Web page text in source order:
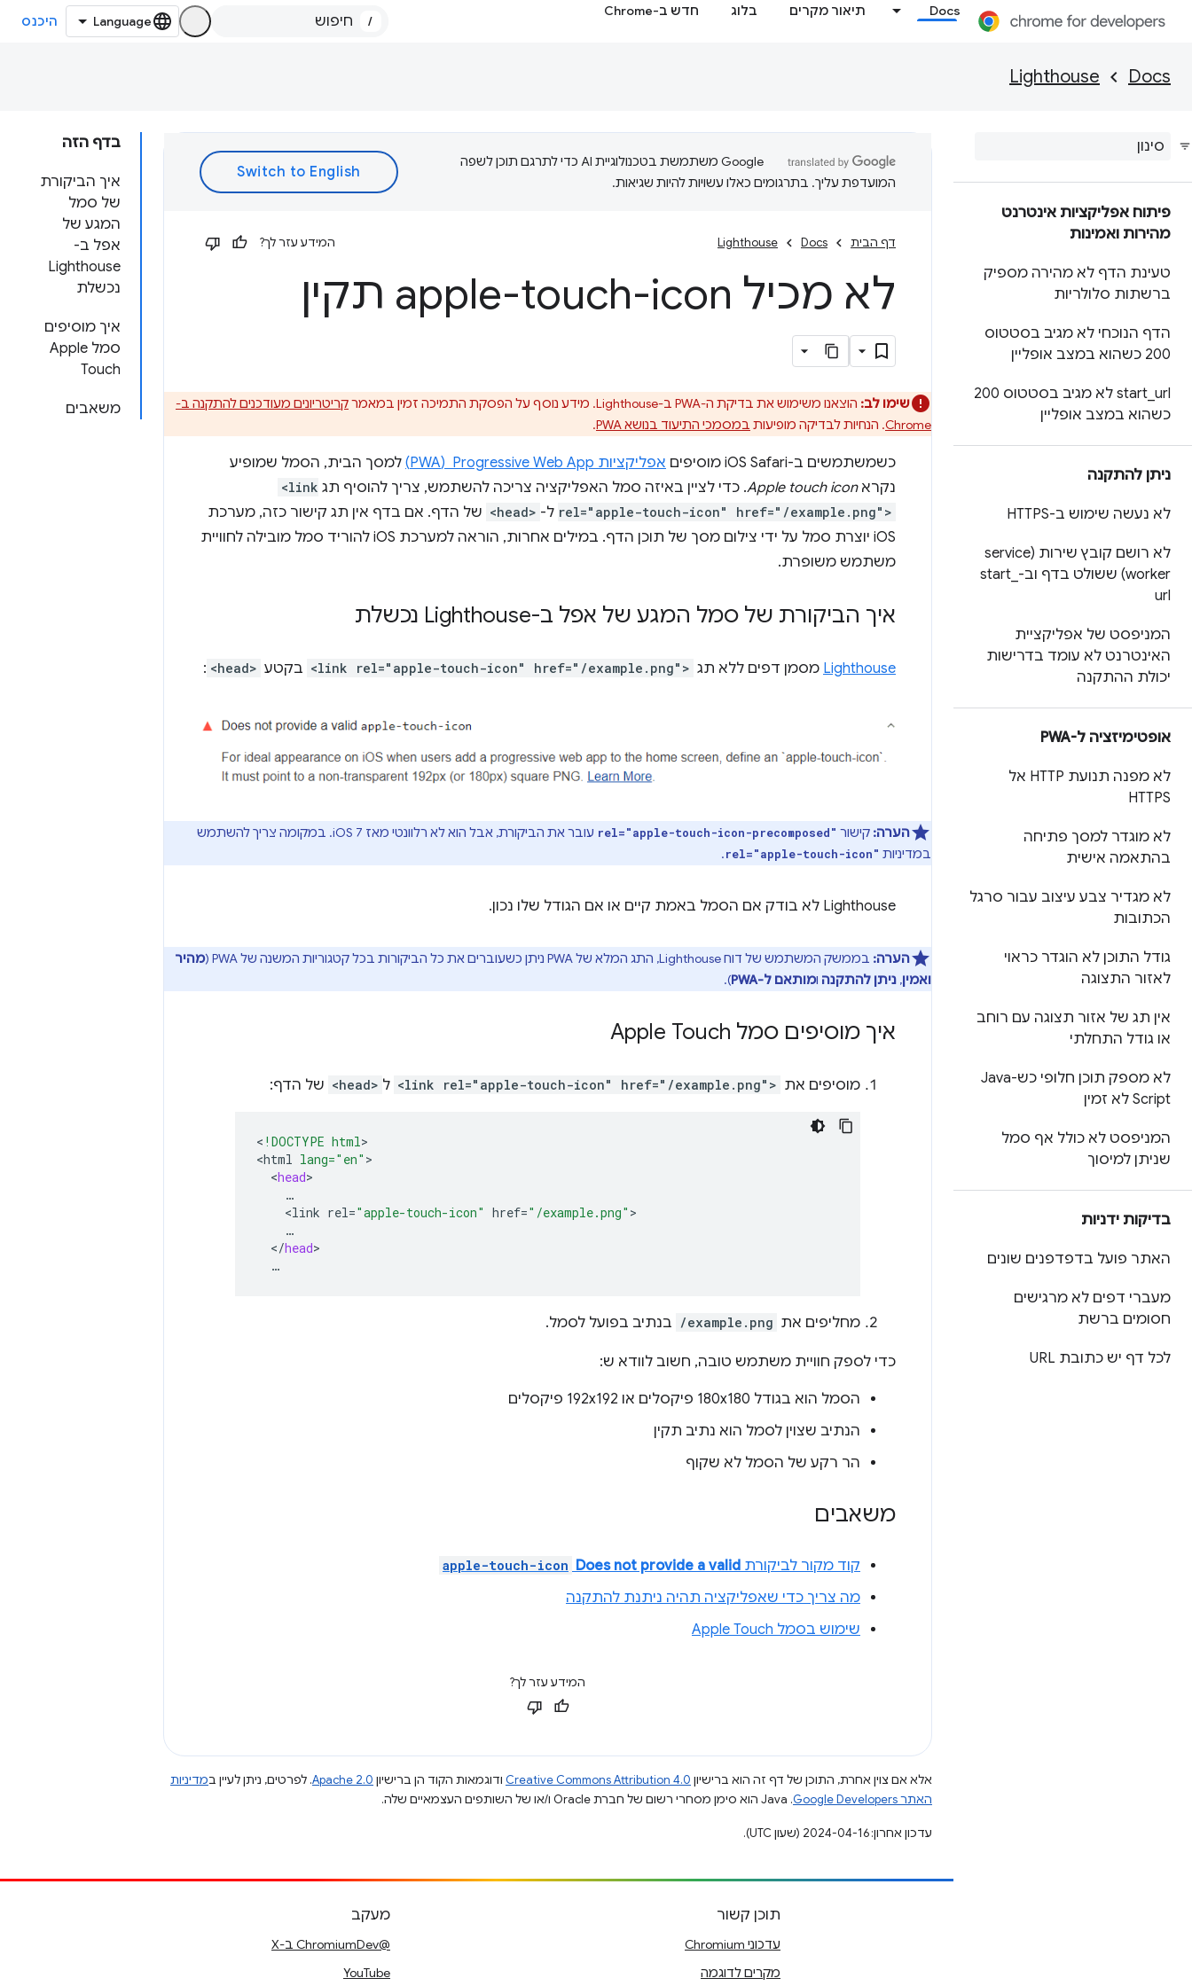
Docs תיאור מקרים בלוג חדש ב-Chrome
/ היכנס
Docs
Lighthouse
פיתוח אפליקציות אינטרנט
מהירות ואמינות
טעינת הדף לא מהירה מספיק
ברשתות סלולריות
הדף הנוכחי לא מגיב בסטטוס
200 כשהוא במצב אופליין
start
url לא מגיב בסטטוס 200
כשהוא במצב אופליין
ניתן להתקנה
לא נעשה שימוש ב-HTTPS
לא רושם קובץ שירות (service
worker) ששולט בדף וב-start
url
המניפסט של אפליקציית
האינטרנט לא עומד בדרישות
יכולת ההתקנה
אופטימיזציה ל-PWA
לא מפנה תנועת HTTP אל
HTTPS
לא מוגדר למסך פתיחה
בהתאמה אישית
לא מגדיר צבע עיצוב עבור סרגל
הכתובות
גודל התוכן לא הוגדר כראוי
לאזור התצוגה
אין תג של אזור תצוגה עם רוחב
או גודל התחלתי
לא מספק תוכן חלופי כש-Java
Script לא זמין
המניפסט לא כולל אף סמל
שניתן למיסוך
בדיקות ידניות
האתר פועל בדפדפנים שונים
מעברי דפים לא מרגישים
חסומים ברשת
לכל דף יש כתובת URL
בדף הזה
איך הביקורת
של סמל
המגע של
אפל ב-
Lighthouse
נכשלת
איך מוסיפים
סמל Apple
Touch
משאבים
‫Google משתמשת בטכנולוגיית AI כדי לתרגם תוכן לשפה
המועדפת עליך. בתרגומים כאלו עשויות להיות שגיאות.
דף הבית Docs
Lighthouse המידע עזר לך?
לא מכיל apple-touch-icon תקין
שימו לב: הוצאנו משימוש את בדיקת ה-PWA ב-Lighthouse. מידע נוסף על הפסקת התמיכה זמין במאמר
קריטריונים מעודכנים להתקנה ב-
Chrome. הנחיות לבדיקה מופיעות במסמכי התיעוד בנושא PWA .
כשמשתמשים ב-iOS Safari מוסיפים אפליקציות Progressive Web App ‏ (PWA)
למסך הבית, הסמל שמופיע
נקראApple touch icon. כדי לציין באיזה סמל האפליקציה צריכה להשתמש, צריך להוסיף תג <link
rel="apple-touch-icon" href="/example.png"> ל- <head> של הדף. אם בדף אין תג קישור כזה, מערכת
iOS יוצרת סמל על ידי צילום מסך של תוכן הדף. במילים אחרות, הוראה למערכת iOS להוריד סמל מובילה לחוויית
משתמש משופרת.
איך הביקורת של סמל המגע של אפל ב-Lighthouse נכשלת
Lighthouse מסמן דפים ללא תג <link rel="apple-touch-icon" href="/example.png"> בקטע <head>
:
הערה: קישור rel="apple-touch-icon-precomposed"
עובר את הביקורת, אבל הוא לא רלוונטי מאז iOS 7. במקומה צריך להשתמש
במדיניות rel="apple-touch-icon"
.
‫Lighthouse לא בודק אם הסמל באמת קיים או אם הגודל שלו נכון.
הערה: בממשק המשתמש של דוח Lighthouse, התג המלא של PWA ניתן כשעוברים את כל הביקורות בכל קטגוריות המשנה של PWA (
מהיר
ואמין, ניתן להתקנה ומותאם ל-PWA ).
איך מוסיפים סמל Apple Touch
מוסיפים את <link rel="apple-touch-icon" href="/example.png"> ל <head> של הדף:
< !DOCTYPE html>
<html lang="en"
<head
<link rel="apple-touch-icon" href="/example.png"
</head
מחליפים את /example.png בנתיב בפועל לסמל.
כדי לספק חוויית משתמש טובה, חשוב לוודא ש:
הסמל הוא בגודל ‎180x180 פיקסלים או ‎192x192 פיקסלים
הנתיב שצוין לסמל הוא נתיב תקין
הר רקע של הסמל לא שקוף
משאבים
קוד מקור לביקורת Does not provide a valid
apple-touch-icon
מה צריך כדי שאפליקציה תהיה ניתנת להתקנה
שימוש בסמל Apple Touch
המידע עזר לך?
אלא אם צוין אחרת, התוכן של דף זה הוא ברישיון Creative Commons Attribution 4.0 ודוגמאות הקוד הן ברישיון Apache 2.0. לפרטים, ניתן לעיין במדיניות
האתר Google Developers‏
.‏ Java הוא סימן מסחרי רשום של חברת Oracle ו/או של השותפים העצמאיים שלה.
עדכון אחרון: 2024-04-16 (שעון UTC).
תוכן קשור
עדכוני Chromium
מקרים לדוגמה
מעקב
@ChromiumDev ב-X
YouTube